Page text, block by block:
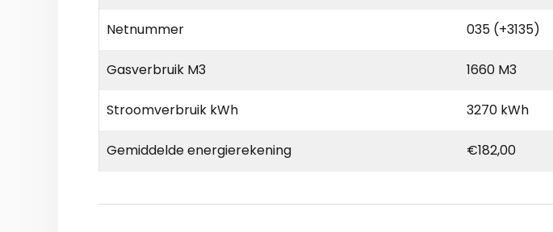
Netnummer 035 (+3135)
Gasverbruik M3 1660 M3
Stroomverbruik kWh 3270 kWh
Gemiddelde energierekening €182,00